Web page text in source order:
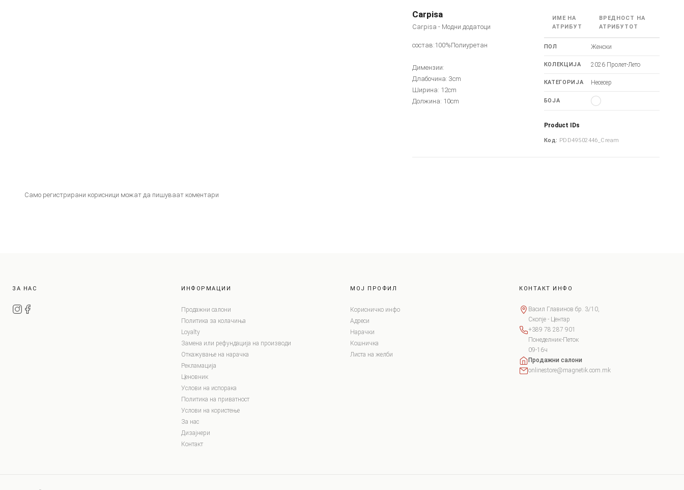
Carpisa
Carpisa - Модни додатоци
состав:100%Полиуретан
Димензии:
Длабочина: 3cm
Ширина: 12cm
Должина: 10cm
ИМЕ НА
АТРИБУТ
ВРЕДНОСТ НА
АТРИБУТОТ
ПОЛ Женски
КОЛЕКЦИЈА 2026 Пролет-Лето
КАТЕГОРИЈА Несесер
БОЈА
Product IDs
Код: PDD49502446_Cream
Само регистрирани корисници можат да пишуваат коментари
ЗА НАС ИНФОРМАЦИИ
Продажни салони
Политика за колачиња
Loyalty
Замена или рефундација на производи
Откажување на нарачка
Рекламација
Ценовник
Услови на испорака
Политика на приватност
Услови на користење
За нас
Дизајнери
Контакт
МОЈ ПРОФИЛ
Корисничко инфо
Адреси
Нарачки
Кошничка
Листа на желби
КОНТАКТ ИНФО
Васил Главинов бр. 3/10,
Скопје - Центар
+389 78 287 901
Понеделник-Петок
09-16ч
Продажни салони
onlinestore@magnetik.com.mk